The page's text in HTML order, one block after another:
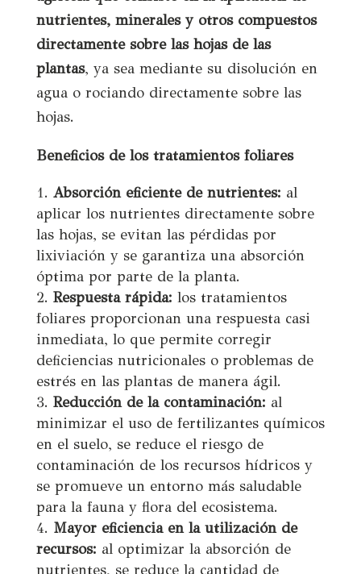
nutrientes, minerales y otros compuestos
directamente sobre las hojas de las
plantas, ya sea mediante su disolución en
agua o rociando directamente sobre las
hojas.
Beneficios de los tratamientos foliares
Absorción eficiente de nutrientes: al
aplicar los nutrientes directamente sobre
las hojas, se evitan las pérdidas por
lixiviación y se garantiza una absorción
óptima por parte de la planta.
Respuesta rápida: los tratamientos
foliares proporcionan una respuesta casi
inmediata, lo que permite corregir
deficiencias nutricionales o problemas de
estrés en las plantas de manera ágil.
Reducción de la contaminación: al
minimizar el uso de fertilizantes químicos
en el suelo, se reduce el riesgo de
contaminación de los recursos hídricos y
se promueve un entorno más saludable
para la fauna y flora del ecosistema.
Mayor eficiencia en la utilización de
recursos: al optimizar la absorción de
nutrientes, se reduce la cantidad de